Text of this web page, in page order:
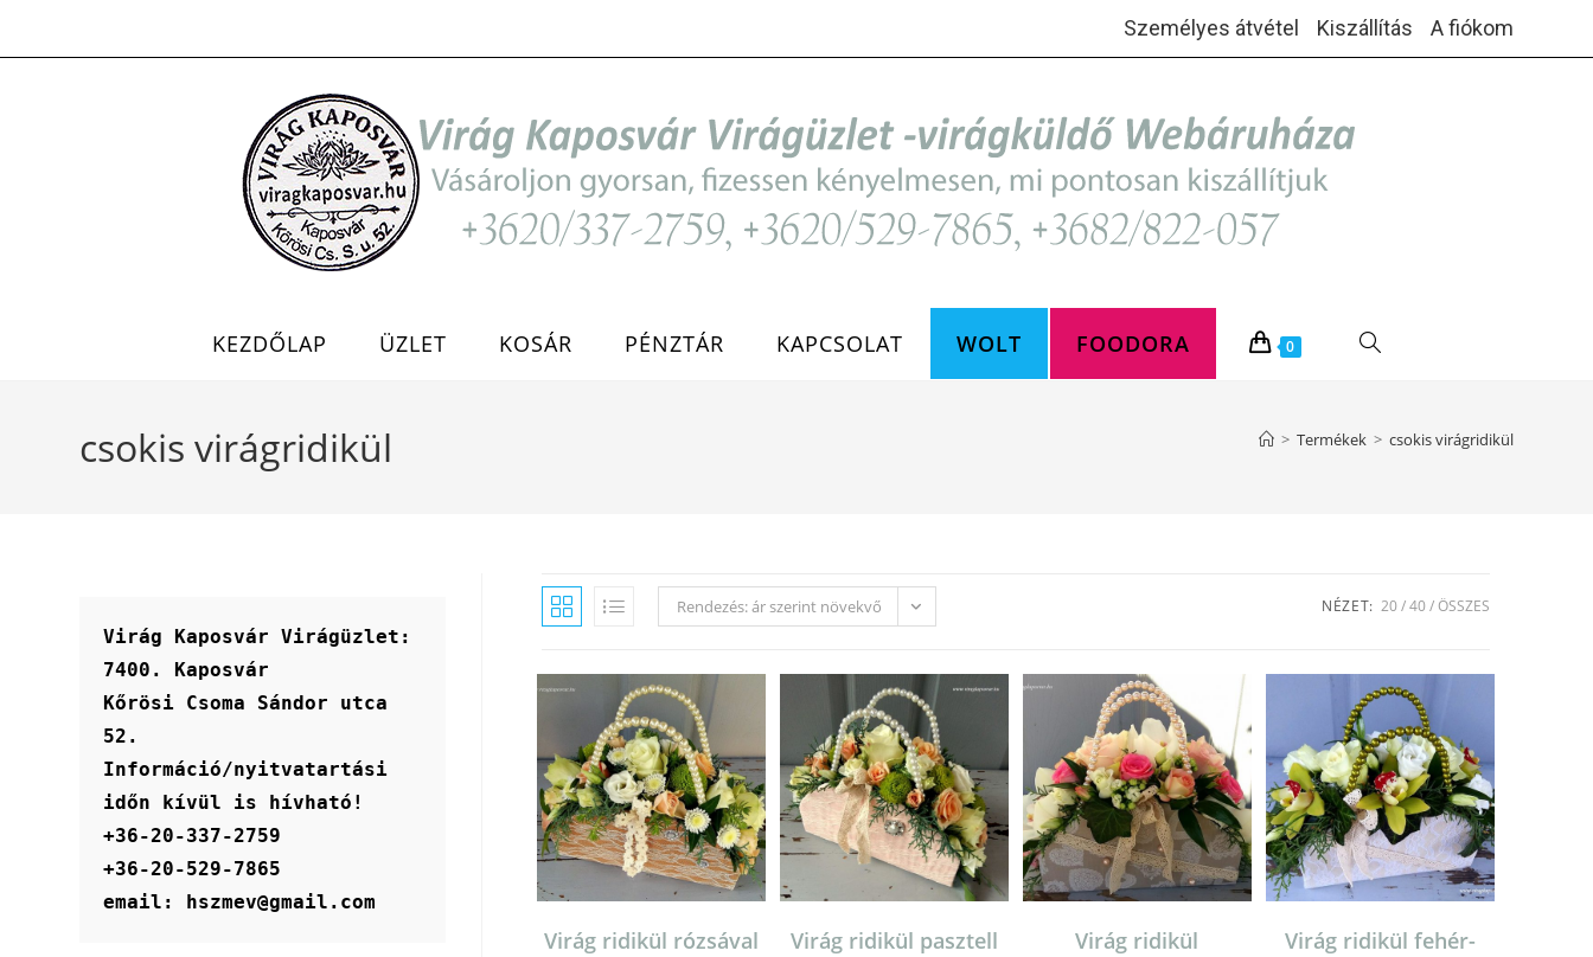
Személyes átvétel Kiszállítás A fiókom
KEZDŐLAP ÜZLET KOSÁR PÉNZTÁR KAPCSOLAT WOLT FOODORA 0 TOGGLE
csokis virágridikül > Termékek > csokis virágridikül
Rendezés: ár szerint növekvő NÉZET: 20 40 ÖSSZES
Virág ridikül rózsával
Virág ridikül pasztell
Virág ridikül
Virág ridikül fehér-
Virág Kaposvár Virágüzlet:
7400. Kaposvár
Kőrösi Csoma Sándor utca
52.
Információ/nyitvatartási
időn kívül is hívható!
+36-20-337-2759
+36-20-529-7865
email: hszmev@gmail.com